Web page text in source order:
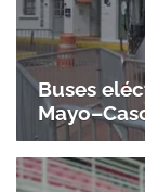
Buses